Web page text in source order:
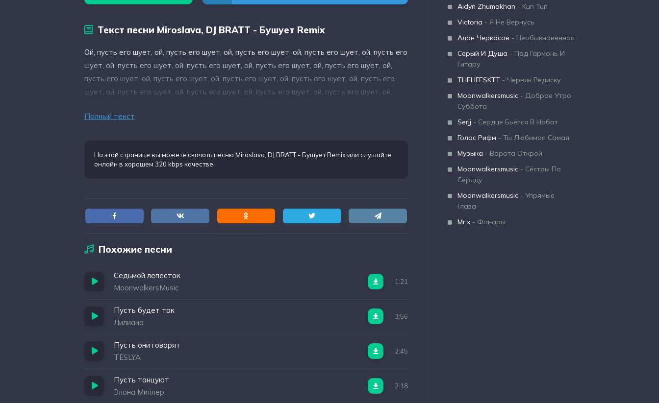
Текст песни Miroslava, DJ BRATT - Бушует Remix
Ой, пусть его шует, ой, пусть его шует, ой, пусть его шует, ой, пусть его шует, ой, пусть его
шует, ой, пусть его шует, ой, пусть его шует, ой, пусть его шует, ой, пусть его шует, ой,
пусть его шует, ой, пусть его шует, ой, пусть его шует, ой, пусть его шует, ой, пусть его
шует, ой, пусть его шует, ой, пусть его шует, ой, пусть его шует, ой, пусть его шует, ой,
шует, ой, пусть его шует, ой, пусть его шует, ой, пусть его шует, ой, пусть его шует, ой,
пусть его шует, ой, пусть его шует, ой, пусть его шует, ой, пусть его шует, ой, пусть его
шует, ой, пусть его шует, ой, пусть его шует, ой, пусть его шует, ой, пусть его шует, ой,
есть Ой, пусть не бушует море Ой, пусть не бушует лес Ой, пусть не бушует сила Так, что
в каждом сердце есть Я болела так в душе Все в себя, где-то в душе Как я села,
Сила та, что в каждом сердце есть Ой, пусть не бушует море Ой, пусть не бушует лес Ой,
не бушует лес Oh, Thank you
Полный текст
На этой странице вы можете скачать песню Miroslava, DJ BRATT - Бушует Remixили слушайте
онлайн в хорошем 320 kbps качестве
Похожие песни
Седьмой лепесток
MoonwalkersMusic
1:21
Пусть будет так
Лилиана
3:56
Пусть они говорят
TESLYA
2:45
Пусть танцуют
Элона Миллер
2:18
Aidyn Zhumakhan - Kun Tun
Victoria - Я Не Вернусь
Алан Черкасов - Необыкновенная
Серый И Душа - Под Гармонь И
Гитару
THELIFESKTT - Червяк Редиску
Moonwalkersmusic - Доброе Утро
Суббота
Serjj - Сердце Бьётся В Набат
Голос Рифм - Ты Любимая Самая
Музыка - Ворота Открой
Moonwalkersmusic - Сёстры По
Сердцу
Moonwalkersmusic - Упрямые
Глаза
Mr.x - Фонары